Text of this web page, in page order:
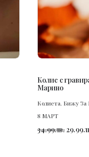
Колие с
Марино
Колиета, Бижу За
8 МАРТ
34.99лв.29.99